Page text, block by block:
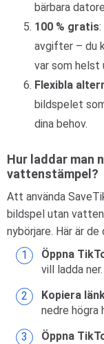
bärbara
100 % gratis
avgifter – du
var som helst
Flexibla
bildspelet
dina behov.
Hur laddar man
vattenstämpel?
Att använda
bildspel utan
nybörjare. Här är
Öppna
vill ladda ner.
Kopiera
nedre högra
Öppna